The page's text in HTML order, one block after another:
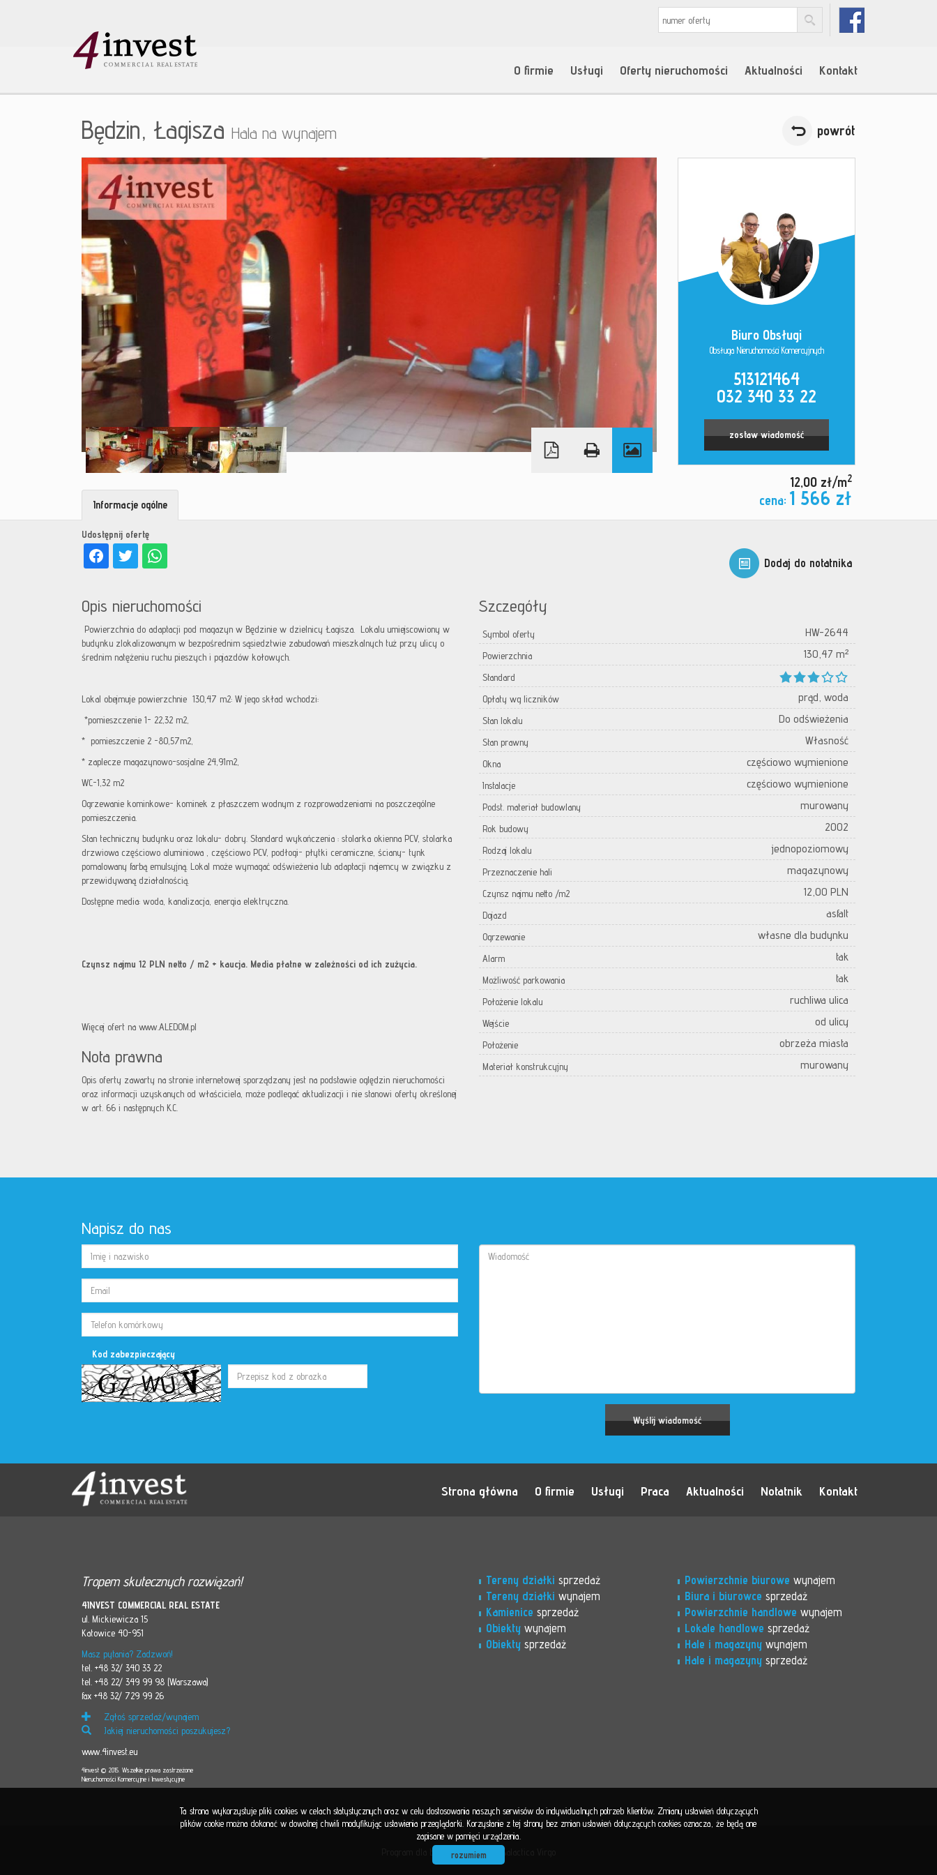
O firmie Usługi Oferty nieruchomości Aktualności Kontakt
Będzin, Łagisza Hala na wynajem powrót
Biuro Obsługi
Obsługa Nieruchomości Komercyjnych
513121464
032 340 33 22
zostaw wiadomość
12,00 zł/m2
cena: 1 566 zł
Dodaj do notatnika
Udostępnij ofertę
Informacje ogólne
Opis nieruchomości
Powierzchnia do adaptacji pod magazyn w Będzinie w dzielnicy Łagisza. Lokalu umiejscowiony w
budynku zlokalizowanym w bezpośrednim sąsiedztwie zabudowań mieszkalnych tuż przy ulicy o
średnim natężeniu ruchu pieszych i pojazdów kołowych.
Lokal obejmuje powierzchnie 130,47 m2: W jego skład wchodzi:
*pomieszczenie 1- 22,32 m2,
* pomieszczenie 2 -80,57m2,
* zaplecze magazynowo-sosjalne 24,91m2,
WC-1,32 m2
Ogrzewanie kominkowe- kominek z płaszczem wodnym z rozprowadzeniami na poszczególne
pomieszczenia.
Stan techniczny budynku oraz lokalu- dobry. Standard wykończenia : stolarka okienna PCV, stolarka
drzwiowa częściowo aluminiowa , częściowo PCV, podłogi- płytki ceramiczne, ściany- tynk
pomalowany farbą emulsyjną. Lokal może wymagać odświeżenia lub adaptacji najemcy w związku z
przewidywaną działalnością.
Dostępne media: woda, kanalizacja, energia elektryczna.
Czynsz najmu 12 PLN netto / m2 + kaucja. Media płatne w zależności od ich zużycia.
Więcej ofert na www.ALEDOM.pl
Nota prawna
Opis oferty zawarty na stronie internetowej sporządzany jest na podstawie oględzin nieruchomości
oraz informacji uzyskanych od właściciela, może podlegać aktualizacji i nie stanowi oferty określonej
w art. 66 i następnych K.C.
Szczegóły
Symbol oferty HW-2644
Powierzchnia 130,47 m²
Standard
Opłaty wg liczników
prąd, woda
Stan lokalu Do odświeżenia
Stan prawny Własność
Okna częściowo wymienione
Instalacje częściowo wymienione
Podst. materiał budowlany murowany
Rok budowy 2002
Rodzaj lokalu jednopoziomowy
Przeznaczenie hali magazynowy
Czynsz najmu netto /m2 12,00 PLN
Dojazd asfalt
Ogrzewanie własne dla budynku
Alarm tak
Możliwość parkowania tak
Położenie lokalu ruchliwa ulica
Wejście od ulicy
Położenie obrzeża miasta
Materiał konstrukcyjny murowany
Napisz do nas
Kod zabezpieczający
Strona główna O firmie Usługi Praca Aktualności Notatnik Kontakt
Tropem skutecznych rozwiązań!
4INVEST COMMERCIAL REAL ESTATE
ul. Mickiewicza 15
Katowice 40-951
Masz pytania? Zadzwoń!
tel. +48 32/ 340 33 22
tel. +48 22/ 349 99 98 (Warszawa)
fax +48 32/ 729 99 26
Zgłoś sprzedaż/wynajem
Jakiej nieruchomości poszukujesz?
www.4invest.eu
4invest © 2015. Wszelkie prawa zastrzeżone
Nieruchomości Komercyjne i Inwestycyjne
Tereny działki sprzedaż
Tereny działki wynajem
Kamienice sprzedaż
Obiekty wynajem
Obiekty sprzedaż
Powierzchnie biurowe wynajem
Biura i biurowce sprzedaż
Powierzchnie handlowe wynajem
Lokale handlowe sprzedaż
Hale i magazyny wynajem
Hale i magazyny sprzedaż
Program dla biur nieruchomości
Ta strona wykorzystuje pliki cookies w celach statystycznych oraz w celu dostosowania naszych serwisów do indywidualnych potrzeb klientów. Zmiany ustawień dotyczących
plików cookie można dokonać w dowolnej chwili modyfikując ustawienia przeglądarki. Korzystanie z tej strony bez zmian ustawień dotyczących cookies oznacza, że będą one
zapisane w pamięci urządzenia.
rozumiem